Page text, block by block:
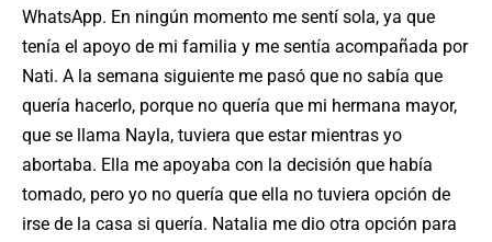
WhatsApp. En ningún momento me sentí sola, ya que
tenía el apoyo de mi familia y me sentía acompañada por
Nati. A la semana siguiente me pasó que no sabía que
quería hacerlo, porque no quería que mi hermana mayor,
que se llama Nayla, tuviera que estar mientras yo
abortaba. Ella me apoyaba con la decisión que había
tomado, pero yo no quería que ella no tuviera opción de
irse de la casa si quería. Natalia me dio otra opción para